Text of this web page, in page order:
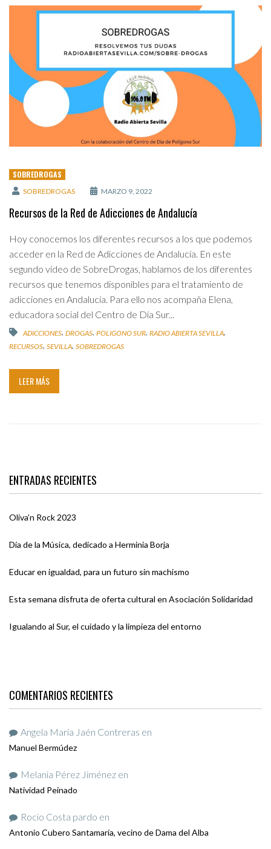
SOBREDROGAS
SOBREDROGAS MARZO 9, 2022
Recursos de la Red de Adicciones de Andalucía
Hoy conocemos los diferentes recursos a los que podemos
acceder en la Red de Adicciones de Andalucía. En este
segundo vídeo de SobreDrogas, hablamos de los diferentes
recursos que tenemos disponibles para el tratamiento de
adicciones en Andalucía. Para ello nos acompaña Elena,
educadora social del Centro de Día Sur...
ADICCIONES, DROGAS, POLIGONO SUR, RADIO ABIERTA SEVILLA,
RECURSOS, SEVILLA, SOBREDROGAS
LEER MÁS
ENTRADAS RECIENTES
Oliva’n Rock 2023
Día de la Música, dedicado a Herminia Borja
Educar en igualdad, para un futuro sin machismo
Esta semana disfruta de oferta cultural en Asociación Solidaridad
Igualando al Sur, el cuidado y la limpieza del entorno
COMENTARIOS RECIENTES
Angela María Jaén Contreras en
Manuel Bermúdez
Melania Pérez Jiménez en
Natividad Peinado
Rocio Costa pardo en
Antonio Cubero Santamaría, vecino de Dama del Alba